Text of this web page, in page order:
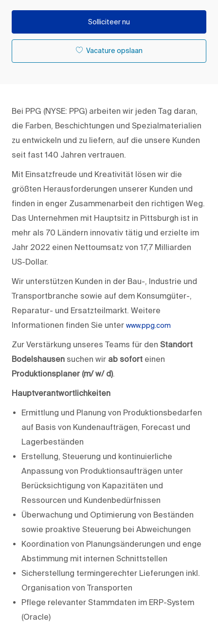
Solliciteer nu
Vacature opslaan
Bei PPG (NYSE: PPG) arbeiten wir jeden Tag daran,
die Farben, Beschichtungen und Spezialmaterialien
zu entwickeln und zu liefern, auf die unsere Kunden
seit fast 140 Jahren vertrauen.
Mit Einsatzfreude und Kreativität lösen wir die
größten Herausforderungen unserer Kunden und
finden in enger Zusammenarbeit den richtigen Weg.
Das Unternehmen mit Hauptsitz in Pittsburgh ist in
mehr als 70 Ländern innovativ tätig und erzielte im
Jahr 2022 einen Nettoumsatz von 17,7 Milliarden
US-Dollar.
Wir unterstützen Kunden in der Bau-, Industrie und
Transportbranche sowie auf dem Konsumgüter-,
Reparatur- und Ersatzteilmarkt. Weitere
Informationen finden Sie unter www.ppg.com
Zur Verstärkung unseres Teams für den Standort
Bodelshausen suchen wir ab sofort einen
Produktionsplaner (m/ w/ d).
Hauptverantwortlichkeiten
Ermittlung und Planung von Produktionsbedarfen
auf Basis von Kundenaufträgen, Forecast und
Lagerbeständen
Erstellung, Steuerung und kontinuierliche
Anpassung von Produktionsaufträgen unter
Berücksichtigung von Kapazitäten und
Ressourcen und Kundenbedürfnissen
Überwachung und Optimierung von Beständen
sowie proaktive Steuerung bei Abweichungen
Koordination von Planungsänderungen und enge
Abstimmung mit internen Schnittstellen
Sicherstellung termingerechter Lieferungen inkl.
Organisation von Transporten
Pflege relevanter Stammdaten im ERP-System
(Oracle)